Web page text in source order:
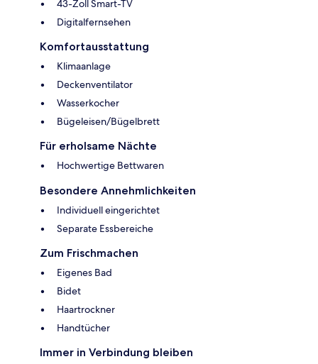
43-Zoll Smart-TV
Digitalfernsehen
Komfortausstattung
Klimaanlage
Deckenventilator
Wasserkocher
Bügeleisen/Bügelbrett
Für erholsame Nächte
Hochwertige Bettwaren
Besondere Annehmlichkeiten
Individuell eingerichtet
Separate Essbereiche
Zum Frischmachen
Eigenes Bad
Bidet
Haartrockner
Handtücher
Immer in Verbindung bleiben